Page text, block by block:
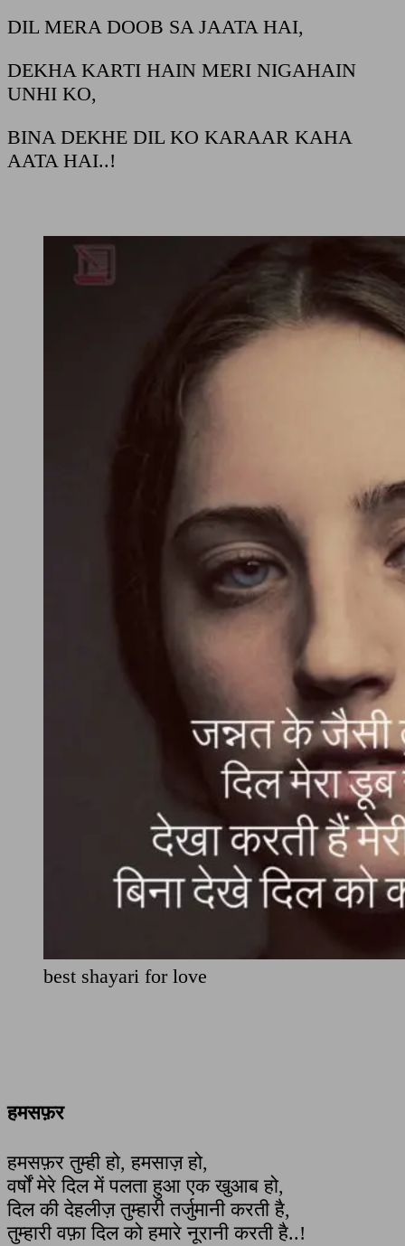
DIL MERA DOOB SA JAATA HAI,
DEKHA KARTI HAIN MERI NIGAHAIN
UNHI KO,
BINA DEKHE DIL KO KARAAR KAHA
AATA HAI..!
best shayari for love
हमसफ़र
हमसफ़र तुम्ही हो, हमसाज़ हो,
वर्षों मेरे दिल में पलता हुआ एक खुआब हो,
दिल की देहलीज़ तुम्हारी तर्जुमानी करती है,
तुम्हारी वफ़ा दिल को हमारे नूरानी करती है..!